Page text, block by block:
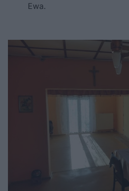
Ewa.